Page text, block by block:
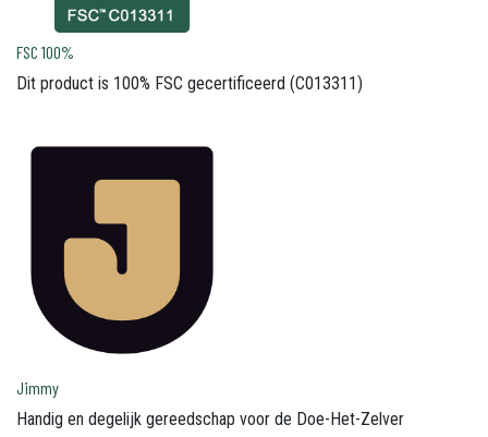
FSC 100%
Dit product is 100% FSC gecertificeerd (C013311)
Jimmy
Handig en degelijk gereedschap voor de Doe-Het-Zelver